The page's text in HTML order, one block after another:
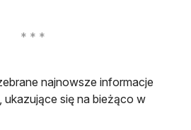
najnowsze informacje
się na bieżąco w